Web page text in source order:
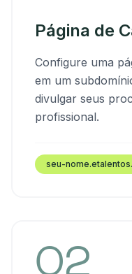
Página de
Configure uma
em um
divulgar seus
profissional.
seu-
02